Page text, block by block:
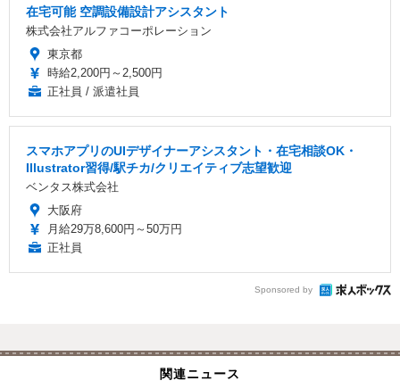
在宅可能 空調設備設計アシスタント
株式会社アルファコーポレーション
東京都
時給2,200円～2,500円
正社員 / 派遣社員
スマホアプリのUIデザイナーアシスタント・在宅相談OK・
Illustrator習得/駅チカ/クリエイティブ志望歓迎
ベンタス株式会社
大阪府
月給29万8,600円～50万円
正社員
Sponsored by
関連ニュース